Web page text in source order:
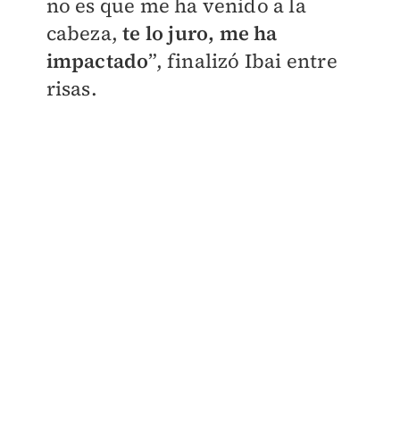
no es que me ha venido a la
cabeza, te lo juro, me ha
impactado”, finalizó Ibai entre
risas.